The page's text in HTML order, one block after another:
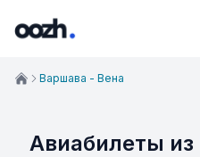
Авиабилеты из
Варшава - Вена